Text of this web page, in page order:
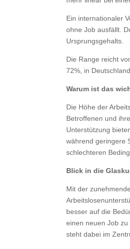
Ein internationaler
ohne Job ausfällt.
Ursprungsgehalts.
Die Range reicht
72%, in
Warum ist das
Die Höhe der
Betroffenen und
Unterstützung
während geringere
schlechteren
Blick in die
Mit der
besser auf die
einen neuen Job
steht dabei im